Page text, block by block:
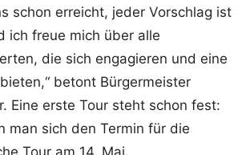
schon erreicht, jeder Vorschlag ist
ich freue mich über alle
die sich engagieren und eine
betont Bürgermeister
Eine erste Tour steht schon fest:
man sich den Termin für die